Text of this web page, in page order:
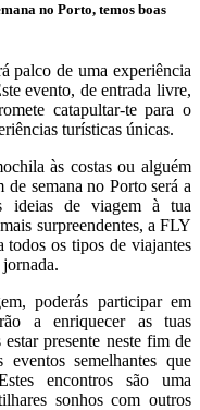
no Porto, temos boas
palco de uma experiência
evento, de entrada livre,
catapultar-te para o
turísticas únicas.
às costas ou alguém
semana no Porto será a
ideias de viagem à tua
surpreendentes, a FLY
todos os tipos de viajantes
poderás participar em
a enriquecer as tuas
presente neste fim de
semelhantes que
encontros são uma
sonhos com outros